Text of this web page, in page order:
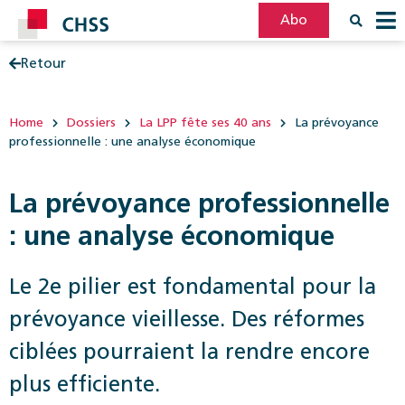
Abo
Retour
Home Dossiers La LPP fête ses 40 ans
La prévoyance
professionnelle : une analyse économique
La prévoyance professionnelle
: une analyse économique
Le 2e pilier est fondamental pour la
prévoyance vieillesse. Des réformes
ciblées pourraient la rendre encore
plus efficiente.